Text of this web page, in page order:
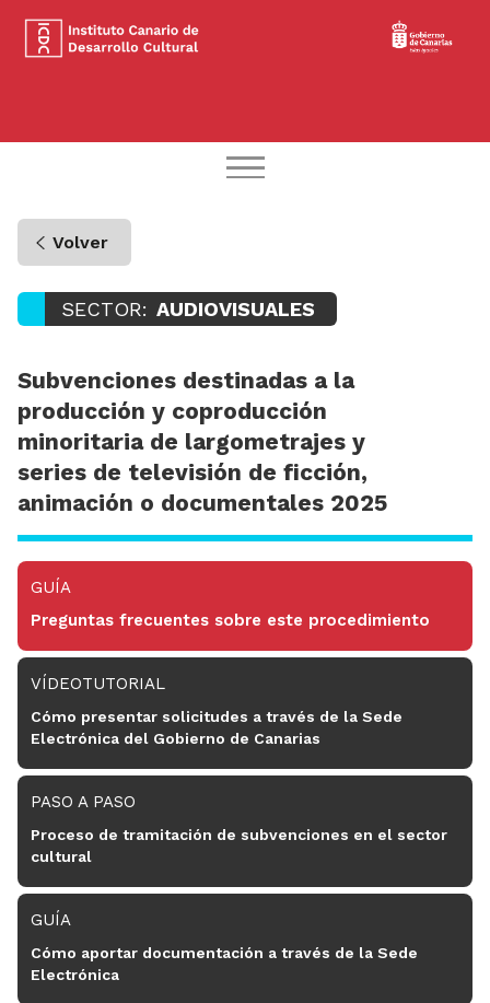
Volver
SECTOR: AUDIOVISUALES
Subvenciones destinadas a la
producción y coproducción
minoritaria de largometrajes y
series de televisión de ficción,
animación o documentales 2025
GUÍA
Preguntas frecuentes sobre este procedimiento
VÍDEOTUTORIAL
Cómo presentar solicitudes a través de la Sede
Electrónica del Gobierno de Canarias
PASO A PASO
Proceso de tramitación de subvenciones en el sector
cultural
GUÍA
Cómo aportar documentación a través de la Sede
Electrónica